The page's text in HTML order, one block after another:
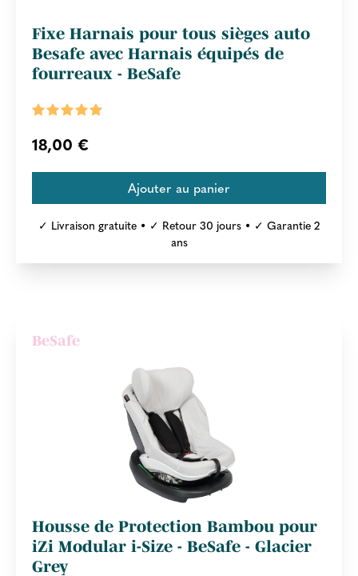
Fixe Harnais pour tous sièges auto
Besafe avec Harnais équipés de
fourreaux - BeSafe
18,00 €
✓ Livraison gratuite • ✓ Retour 30 jours • ✓ Garantie 2
ans
BeSafe
Housse de Protection Bambou pour
iZi Modular i-Size - BeSafe - Glacier
Grey